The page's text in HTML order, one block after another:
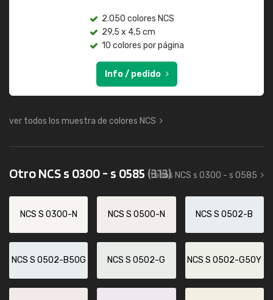
2.050 colores NCS
29,5 x 4,5 cm
10 colores por página
Info / pedido
ver todos los muestra de colores NCS
Otro NCS s 0300 - s 0585 (313)
todos NCS s 0300 - s 0585
NCS S 0300-N NCS S 0500-N NCS S 0502-B
NCS S 0502-B50G NCS S 0502-G NCS S 0502-G50Y